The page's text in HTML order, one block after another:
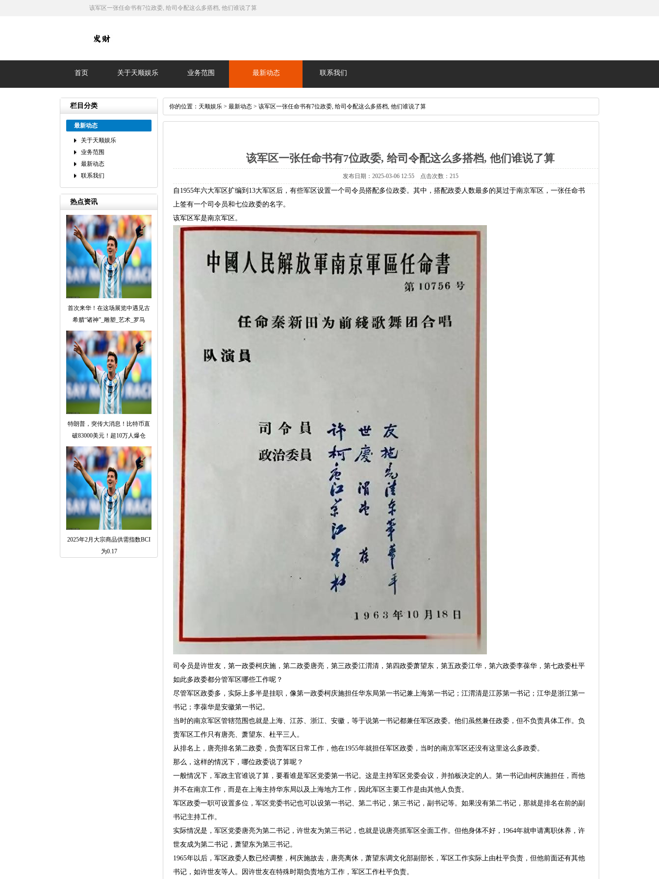
该军区一张任命书有7位政委, 给司令配这么多搭档, 他们谁说了算
首页 关于天顺娱乐 业务范围 最新动态 联系我们
栏目分类
最新动态
关于天顺娱乐
业务范围
最新动态
联系我们
热点资讯
首次来华！在这场展览中遇见古
希腊“诸神”_雕塑_艺术_罗马
特朗普，突传大消息！比特币直
破83000美元！超10万人爆仓
2025年2月大宗商品供需指数BCI
为0.17
你的位置： 天顺娱乐 > 最新动态 > 该军区一张任命书有7位政委, 给司令配这么多搭档, 他们谁说了算
该军区一张任命书有7位政委, 给司令配这么多搭档, 他们谁说了算
发布日期：2025-03-06 12:55 点击次数：215
自1955年六大军区扩编到13大军区后，有些军区设置一个司令员搭配多位政委。其中，搭配政委人数最多的莫过于南京军区，一张任命书
上签有一个司令员和七位政委的名字。
该军区军是南京军区。
司令员是许世友，第一政委柯庆施，第二政委唐亮，第三政委江渭清，第四政委萧望东，第五政委江华，第六政委李葆华，第七政委杜平
如此多政委都分管军区哪些工作呢？
尽管军区政委多，实际上多半是挂职，像第一政委柯庆施担任华东局第一书记兼上海第一书记；江渭清是江苏第一书记；江华是浙江第一
书记；李葆华是安徽第一书记。
当时的南京军区管辖范围也就是上海、江苏、浙江、安徽，等于说第一书记都兼任军区政委。他们虽然兼任政委，但不负责具体工作。负
责军区工作只有唐亮、萧望东、杜平三人。
从排名上，唐亮排名第二政委，负责军区日常工作，他在1955年就担任军区政委，当时的南京军区还没有这里这么多政委。
那么，这样的情况下，哪位政委说了算呢？
一般情况下，军政主官谁说了算，要看谁是军区党委第一书记。这是主持军区党委会议，并拍板决定的人。第一书记由柯庆施担任，而他
并不在南京工作，而是在上海主持华东局以及上海地方工作，因此军区主要工作是由其他人负责。
军区政委一职可设置多位，军区党委书记也可以设第一书记、第二书记，第三书记，副书记等。如果没有第二书记，那就是排名在前的副
书记主持工作。
实际情况是，军区党委唐亮为第二书记，许世友为第三书记，也就是说唐亮抓军区全面工作。但他身体不好，1964年就申请离职休养，许
世友成为第二书记，萧望东为第三书记。
1965年以后，军区政委人数已经调整，柯庆施故去，唐亮离休，萧望东调文化部副部长，军区工作实际上由杜平负责，但他前面还有其他
书记，如许世友等人。因许世友在特殊时期负责地方工作，军区工作杜平负责。